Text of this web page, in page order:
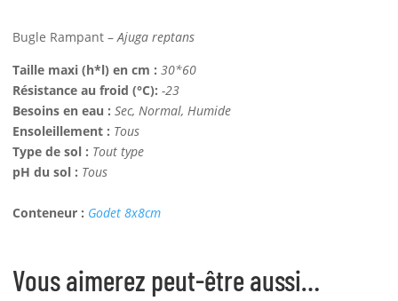
Bugle Rampant –Ajuga reptans
Taille maxi (h*l) en cm :30*60
Résistance au froid (°C):-23
Besoins en eau :Sec, Normal, Humide
Ensoleillement : Tous
Type de sol : Tout type
pH du sol : Tous
Conteneur : Godet 8x8cm
Vous aimerez peut-être aussi…